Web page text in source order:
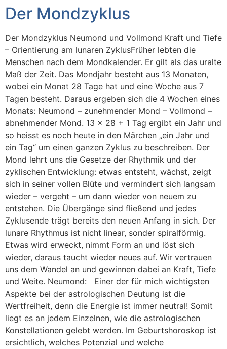
Der Mondzyklus
Der Mondzyklus Neumond und Vollmond Kraft und Tiefe
– Orientierung am lunaren ZyklusFrüher lebten die
Menschen nach dem Mondkalender. Er gilt als das uralte
Maß der Zeit. Das Mondjahr besteht aus 13 Monaten,
wobei ein Monat 28 Tage hat und eine Woche aus 7
Tagen besteht. Daraus ergeben sich die 4 Wochen eines
Monats: Neumond – zunehmender Mond – Vollmond –
abnehmender Mond. 13 x 28 + 1 Tag ergibt ein Jahr und
so heisst es noch heute in den Märchen „ein Jahr und
ein Tag“ um einen ganzen Zyklus zu beschreiben. Der
Mond lehrt uns die Gesetze der Rhythmik und der
zyklischen Entwicklung: etwas entsteht, wächst, zeigt
sich in seiner vollen Blüte und vermindert sich langsam
wieder – vergeht – um dann wieder von neuem zu
entstehen. Die Übergänge sind fließend und jedes
Zyklusende trägt bereits den neuen Anfang in sich. Der
lunare Rhythmus ist nicht linear, sonder spiralförmig.
Etwas wird erweckt, nimmt Form an und löst sich
wieder, daraus taucht wieder neues auf. Wir vertrauen
uns dem Wandel an und gewinnen dabei an Kraft, Tiefe
und Weite. Neumond: Einer der für mich wichtigsten
Aspekte bei der astrologischen Deutung ist die
Wertfreiheit, denn die Energie ist immer neutral! Somit
liegt es an jedem Einzelnen, wie die astrologischen
Konstellationen gelebt werden. Im Geburtshoroskop ist
ersichtlich, welches Potenzial und welche